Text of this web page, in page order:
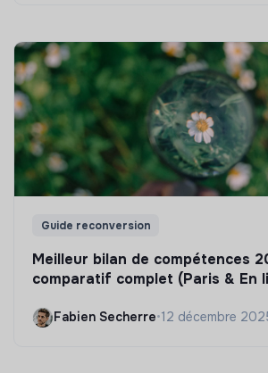
Guide reconversion
Meilleur bilan de compétences
comparatif complet (Paris & En
Fabien Secherre•12 décembre